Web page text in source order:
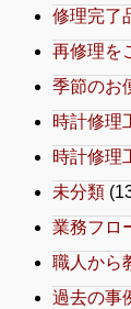
修理完了
再修理を
季節のお
時計修理
時計修理
未分類
業務フロ
職人から
過去の事